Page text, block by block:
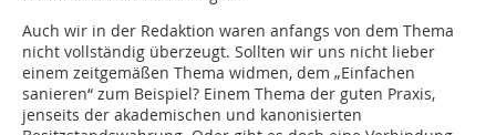
Auch wir in der Redaktion waren anfangs von dem Thema
nicht vollständig überzeugt. Sollten wir uns nicht lieber
einem zeitgemäßen Thema widmen, dem „Einfachen
sanieren“ zum Beispiel? Einem Thema der guten Praxis,
jenseits der akademischen und kanonisierten